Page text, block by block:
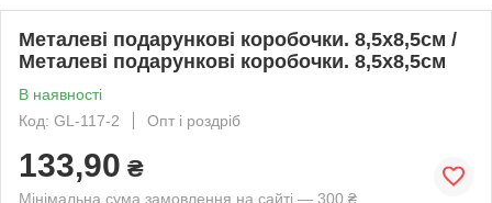
Металеві подарункові коробочки. 8,5х8,5см /
Металеві подарункові коробочки. 8,5х8,5см
В наявності
Код: GL-117-2
Опт і роздріб
133,90 ₴
Мінімальна сума замовлення на сайті — 300 ₴